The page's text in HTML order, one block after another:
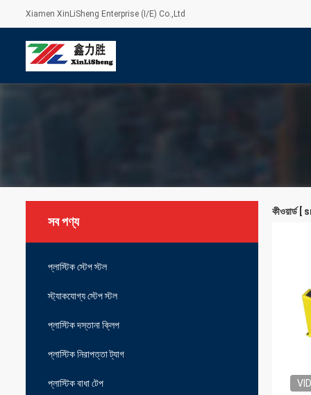
Xiamen XinLiSheng Enterprise (I/E) Co.,Ltd
সব পণ্য
প্লাস্টিক স্টেপ স্টল
স্ট্যাকযোগ্য স্টেপ স্টল
প্লাস্টিক দস্তানা ক্লিপ
প্লাস্টিক নিরাপত্তা ট্যাগ
প্লাস্টিক বাধা টেপ
কীওয়ার্ড